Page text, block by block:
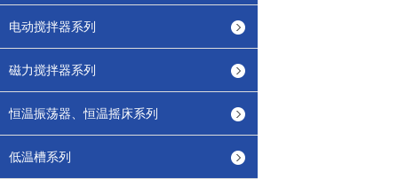
电动搅拌器系列
磁力搅拌器系列
恒温振荡器、恒温摇床系列
低温槽系列